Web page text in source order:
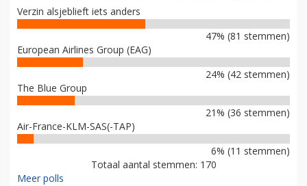
Verzin alsjeblieft iets anders
47% (81 stemmen)
European Airlines Group (EAG)
24% (42 stemmen)
The Blue Group
21% (36 stemmen)
Air-France-KLM-SAS(-TAP)
6% (11 stemmen)
Totaal aantal stemmen: 170
Meer polls